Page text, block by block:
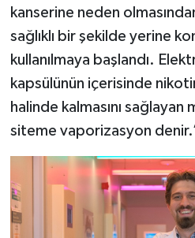
kanserine neden
sağlıklı bir şekilde yerine
kullanılmaya başlandı.
kapsülünün içerisinde
halinde kalmasını sağlayan
siteme vaporizasyon